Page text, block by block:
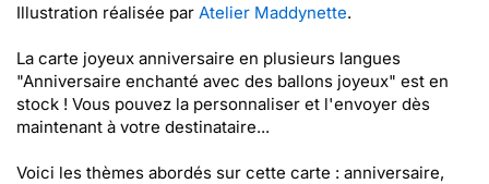
Illustration réalisée par Atelier Maddynette.
La carte joyeux anniversaire en plusieurs langues
"Anniversaire enchanté avec des ballons joyeux" est en
stock ! Vous pouvez la personnaliser et l'envoyer dès
maintenant à votre destinataire...
Voici les thèmes abordés sur cette carte : anniversaire,